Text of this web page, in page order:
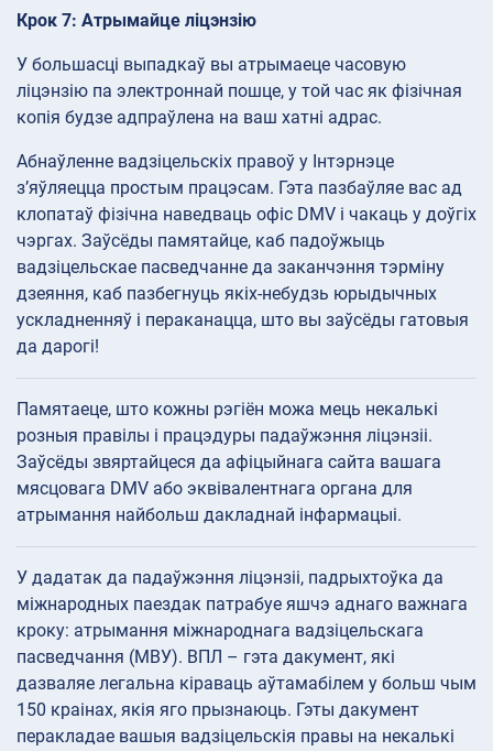
Крок 7: Атрымайце ліцэнзію
У большасці выпадкаў вы атрымаеце часовую
ліцэнзію па электроннай пошце, у той час як фізічная
копія будзе адпраўлена на ваш хатні адрас.
Абнаўленне вадзіцельскіх правоў у Інтэрнэце
з’яўляецца простым працэсам. Гэта пазбаўляе вас ад
клопатаў фізічна наведваць офіс DMV і чакаць у доўгіх
чэргах. Заўсёды памятайце, каб падоўжыць
вадзіцельскае пасведчанне да заканчэння тэрміну
дзеяння, каб пазбегнуць якіх-небудзь юрыдычных
ускладненняў і пераканацца, што вы заўсёды гатовыя
да дарогі!
Памятаеце, што кожны рэгіён можа мець некалькі
розныя правілы і працэдуры падаўжэння ліцэнзіі.
Заўсёды звяртайцеся да афіцыйнага сайта вашага
мясцовага DMV або эквівалентнага органа для
атрымання найбольш дакладнай інфармацыі.
У дадатак да падаўжэння ліцэнзіі, падрыхтоўка да
міжнародных паездак патрабуе яшчэ аднаго важнага
кроку: атрымання міжнароднага вадзіцельскага
пасведчання (МВУ). ВПЛ – гэта дакумент, які
дазваляе легальна кіраваць аўтамабілем у больш чым
150 краінах, якія яго прызнаюць. Гэты дакумент
перакладае вашыя вадзіцельскія правы на некалькі